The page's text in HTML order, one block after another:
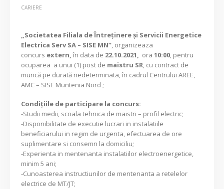
CARIERE
„Societatea Filiala de Întreţinere şi Servicii Energetice
Electrica Serv SA – SISE MN” , organizeaza
concurs extern, în data de 22.10.2021, ora10:00 , pentru
ocuparea a unui (1) post de maistru SR , cu contract de
muncă pe durată nedeterminata, în cadrul Centrului AREE,
AMC – SISE Muntenia Nord ;
Condiţiile de participare la concurs:
-Studii medii, scoala tehnica de maistri – profil electric;
-Disponibilitate de executie lucrari in instalatiile
beneficiarului in regim de urgenta, efectuarea de ore
suplimentare si consemn la domiciliu;
-Experienta in mentenanta instalatiilor electroenergetice,
minim 5 ani;
-Cunoasterea instructiunilor de mentenanta a retelelor
electrice de MT/JT;